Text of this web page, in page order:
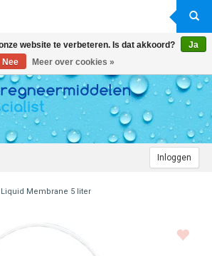
Inloggen
Membrane 5 liter
website te verbeteren. Is dat akkoord?
Ja
Nee
Meer over cookies »